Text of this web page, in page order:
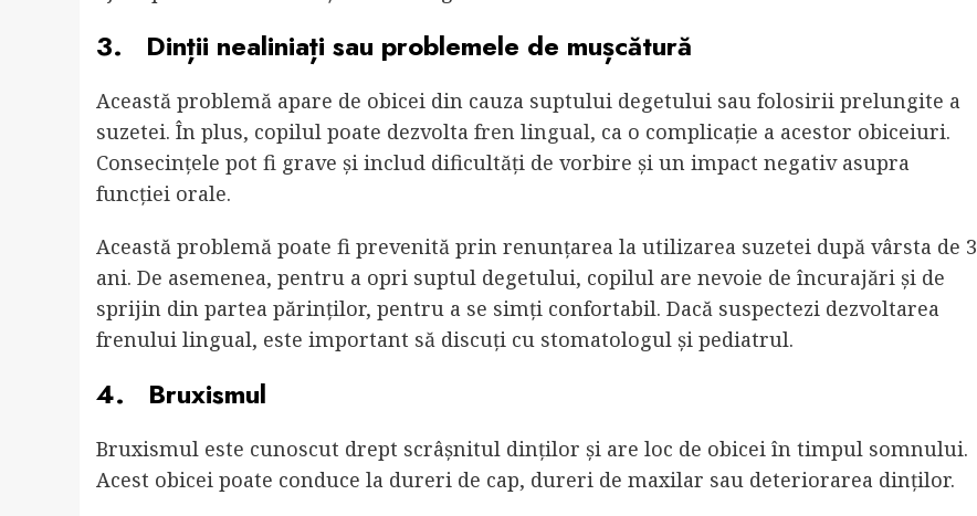
3. Dinții nealiniați sau problemele de mușcătură
Această problemă apare de obicei din cauza suptului degetului sau folosirii prelungite a
suzetei. În plus, copilul poate dezvolta fren lingual, ca o complicație a acestor obiceiuri.
Consecințele pot fi grave și includ dificultăți de vorbire și un impact negativ asupra
funcției orale.
Această problemă poate fi prevenită prin renunțarea la utilizarea suzetei după vârsta de 3
ani. De asemenea, pentru a opri suptul degetului, copilul are nevoie de încurajări și de
sprijin din partea părinților, pentru a se simți confortabil. Dacă suspectezi dezvoltarea
frenului lingual, este important să discuți cu stomatologul și pediatrul.
4. Bruxismul
Bruxismul este cunoscut drept scrâșnitul dinților și are loc de obicei în timpul somnului.
Acest obicei poate conduce la dureri de cap, dureri de maxilar sau deteriorarea dinților.